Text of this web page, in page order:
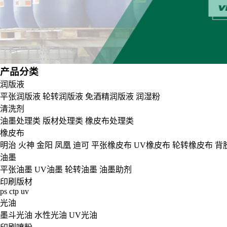
产品分类
润版液
平张润版液 轮转润版液 免酒精润版液 润湿粉
清洗剂
油墨处理类 版材处理类 橡皮布处理类
橡皮布
明治 火神 金阳 凤凰 迪可 平张橡皮布 UV橡皮布 轮转橡皮布 背
油墨
平张油墨 UV油墨 轮转油墨 油墨助剂
印刷版材
ps ctp uv
光油
墨斗光油 水性光油 UV光油